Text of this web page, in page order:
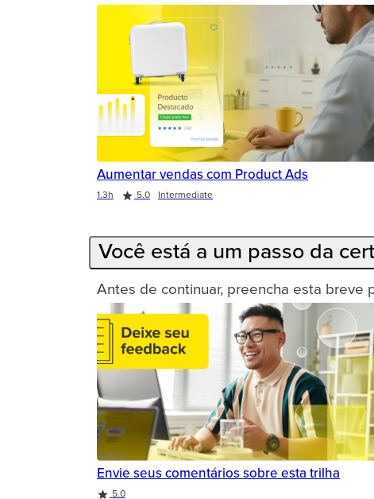
Aumentar vendas com Product Ads
1.3h 5.0 Intermediate
Você está a um passo da
Antes de continuar, preencha esta breve
Envie seus comentários sobre esta trilha
5.0